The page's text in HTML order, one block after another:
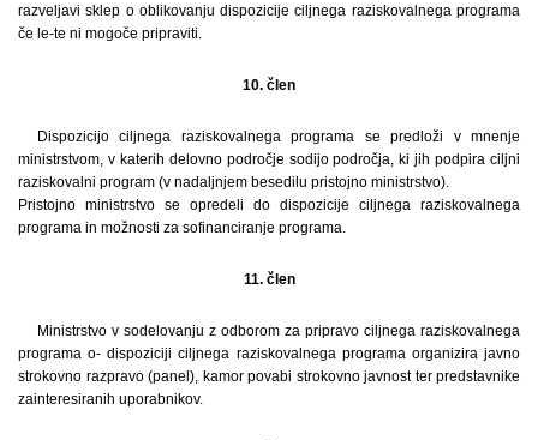
razveljavi sklep o oblikovanju dispozicije ciljnega raziskovalnega programa
če le-te ni mogoče pripraviti.
10. člen
Dispozicijo ciljnega raziskovalnega programa se predloži v mnenje
ministrstvom, v katerih delovno področje sodijo področja, ki jih podpira ciljni
raziskovalni program (v nadaljnjem besedilu pristojno ministrstvo).
Pristojno ministrstvo se opredeli do dispozicije ciljnega raziskovalnega
programa in možnosti za sofinanciranje programa.
11. člen
Ministrstvo v sodelovanju z odborom za pripravo ciljnega raziskovalnega
programa o- dispoziciji ciljnega raziskovalnega programa organizira javno
strokovno razpravo (panel), kamor povabi strokovno javnost ter predstavnike
zainteresiranih uporabnikov.